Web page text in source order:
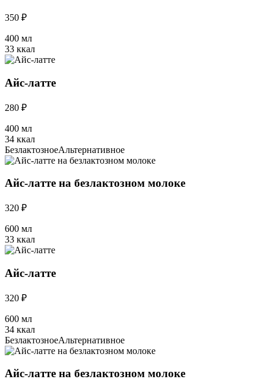
350 ₽
400 мл
33 ккал
Айс-латте
280 ₽
400 мл
34 ккал
БезлактозноеАльтернативное
Айс-латте на безлактозном молоке
320 ₽
600 мл
33 ккал
Айс-латте
320 ₽
600 мл
34 ккал
БезлактозноеАльтернативное
Айс-латте на безлактозном молоке